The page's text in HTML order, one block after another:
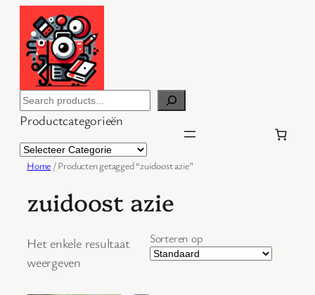
inhoud
Search
Productcategorieën
Home / Producten getagged “zuidoost azie”
zuidoost azie
Het enkele resultaat
weergeven
Sorteren op